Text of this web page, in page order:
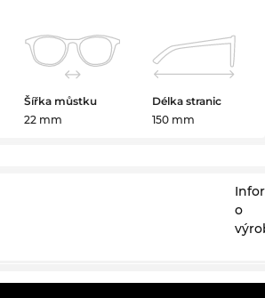
Šířka můstku
22 mm
Délka stranic
150 mm
o